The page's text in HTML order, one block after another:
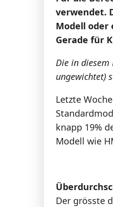
verwendet.
Modell oder
Gerade für
Die in diesem
ungewichtet)
Letzte
knapp 19%
Modell wie
Der grösste